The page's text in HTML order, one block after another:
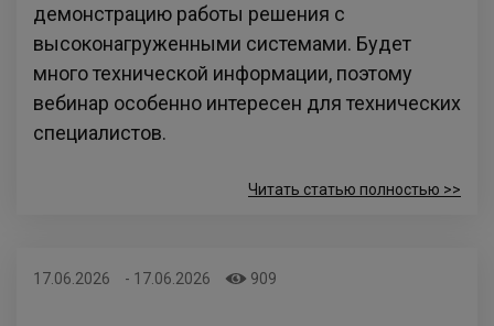
демонстрацию работы решения с
высоконагруженными системами. Будет
много технической информации, поэтому
вебинар особенно интересен для технических
специалистов.
Читать статью полностью >>
17.06.2026 - 17.06.2026 909